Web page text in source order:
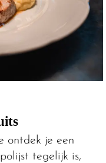
ontdek je een
tegelijk is,